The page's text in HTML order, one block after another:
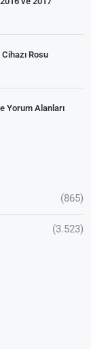
Rosu
Yorum Alanları
(865)
(3.523)